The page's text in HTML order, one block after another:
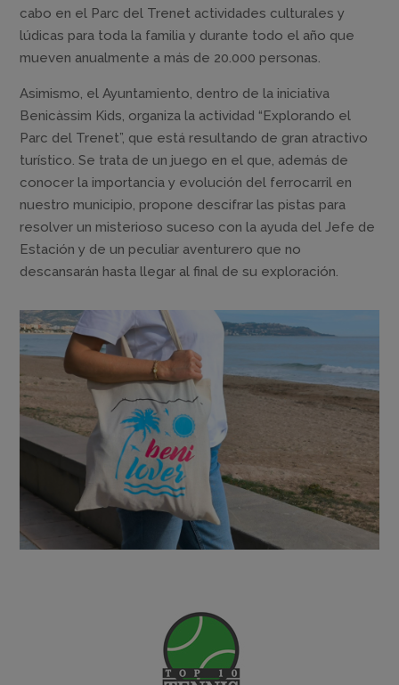
cabo en el Parc del Trenet actividades culturales y
lúdicas para toda la familia y durante todo el año que
mueven anualmente a más de 20.000 personas.
Asimismo, el Ayuntamiento, dentro de la iniciativa
Benicàssim Kids, organiza la actividad “Explorando el
Parc del Trenet”, que está resultando de gran atractivo
turístico. Se trata de un juego en el que, además de
conocer la importancia y evolución del ferrocarril en
nuestro municipio, propone descifrar las pistas para
resolver un misterioso suceso con la ayuda del Jefe de
Estación y de un peculiar aventurero que no
descansarán hasta llegar al final de su exploración.